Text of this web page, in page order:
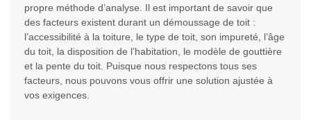
propre méthode d’analyse. Il est important de savoir que
des facteurs existent durant un démoussage de toit :
l’accessibilité à la toiture, le type de toit, son impureté, l’âge
du toit, la disposition de l’habitation, le modèle de gouttière
et la pente du toit. Puisque nous respectons tous ses
facteurs, nous pouvons vous offrir une solution ajustée à
vos exigences.